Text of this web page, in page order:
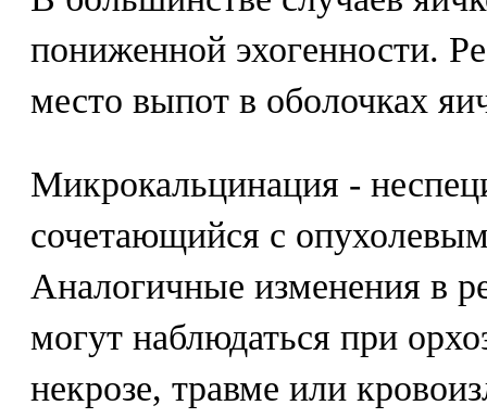
пониженной эхогенности.
место выпот в оболочках
Микрокальцинация -
сочетающийся с
Аналогичные изменения в
могут наблюдаться при
некрозе, травме или